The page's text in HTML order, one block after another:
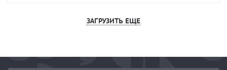
ЗАГРУЗИТЬ ЕЩЕ